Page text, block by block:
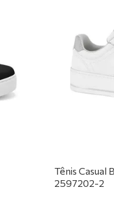
Tênis Casual
2597202-2